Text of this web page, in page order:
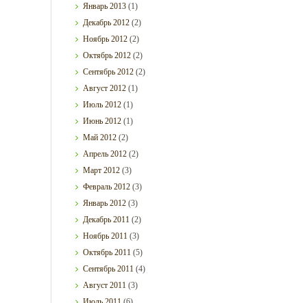
Январь2013 (1)
Декабрь2012 (2)
Ноябрь2012 (2)
Октябрь2012 (2)
Сентябрь2012 (2)
Август2012 (1)
Июль2012 (1)
Июнь2012 (1)
Май2012 (2)
Апрель2012 (2)
Март2012 (3)
Февраль2012 (3)
Январь2012 (3)
Декабрь2011 (2)
Ноябрь2011 (3)
Октябрь2011 (5)
Сентябрь2011 (4)
Август2011 (3)